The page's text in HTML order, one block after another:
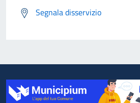
Segnala disservizio